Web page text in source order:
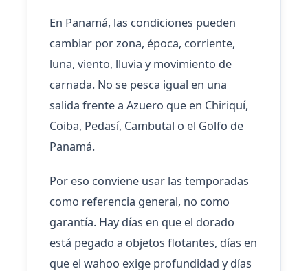
En Panamá, las condiciones pueden
cambiar por zona, época, corriente,
luna, viento, lluvia y movimiento de
carnada. No se pesca igual en una
salida frente a Azuero que en Chiriquí,
Coiba, Pedasí, Cambutal o el Golfo de
Panamá.
Por eso conviene usar las temporadas
como referencia general, no como
garantía. Hay días en que el dorado
está pegado a objetos flotantes, días en
que el wahoo exige profundidad y días